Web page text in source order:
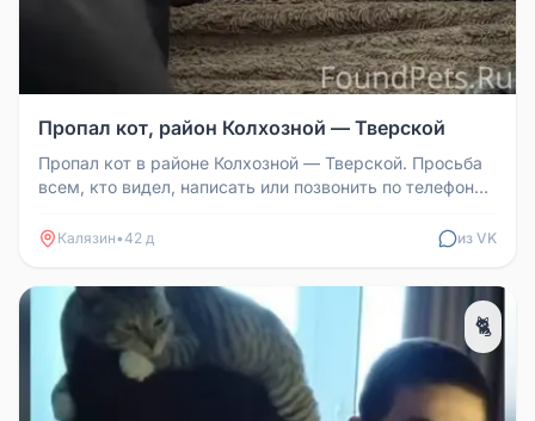
Пропал кот, район Колхозной — Тверской
Пропал кот в районе Колхозной — Тверской. Просьба
всем, кто видел, написать или позвонить по телефону
Калязин•42 д из VK
🐈